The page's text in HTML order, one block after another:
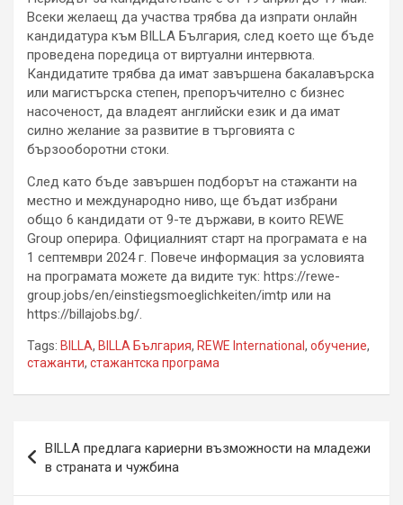
Всеки желаещ да участва трябва да изпрати онлайн
кандидатура към BILLA България, след което ще бъде
проведена поредица от виртуални интервюта.
Кандидатите трябва да имат завършена бакалавърска
или магистърска степен, препоръчително с бизнес
насоченост, да владеят английски език и да имат
силно желание за развитие в търговията с
бързооборотни стоки.
След като бъде завършен подборът на стажанти на
местно и международно ниво, ще бъдат избрани
общо 6 кандидати от 9-те държави, в които REWE
Group оперира. Официалният старт на програмата е на
1 септември 2024 г. Повече информация за условията
на програмата можете да видите тук: https://rewe-
group.jobs/en/einstiegsmoeglichkeiten/imtp или на
https://billajobs.bg/.
Tags: BILLA, BILLA България, REWE International , обучение,
стажанти, стажантска програма
BILLA предлага кариерни възможности на младежи
в страната и чужбина